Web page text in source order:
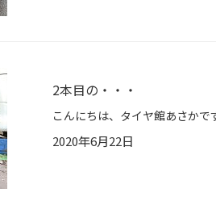
2本目の・・・
2020年6月22日